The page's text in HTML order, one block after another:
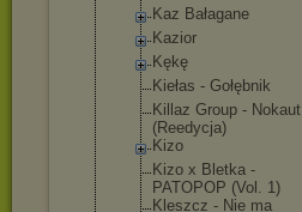
Kaz Bałagane
Kazior
Kękę
Kiełas - Gołębnik
Killaz Group - Nokaut
(Reedycja)
Kizo
Kizo x Bletka -
PATOPOP (Vol. 1)
Kleszcz - Nie ma